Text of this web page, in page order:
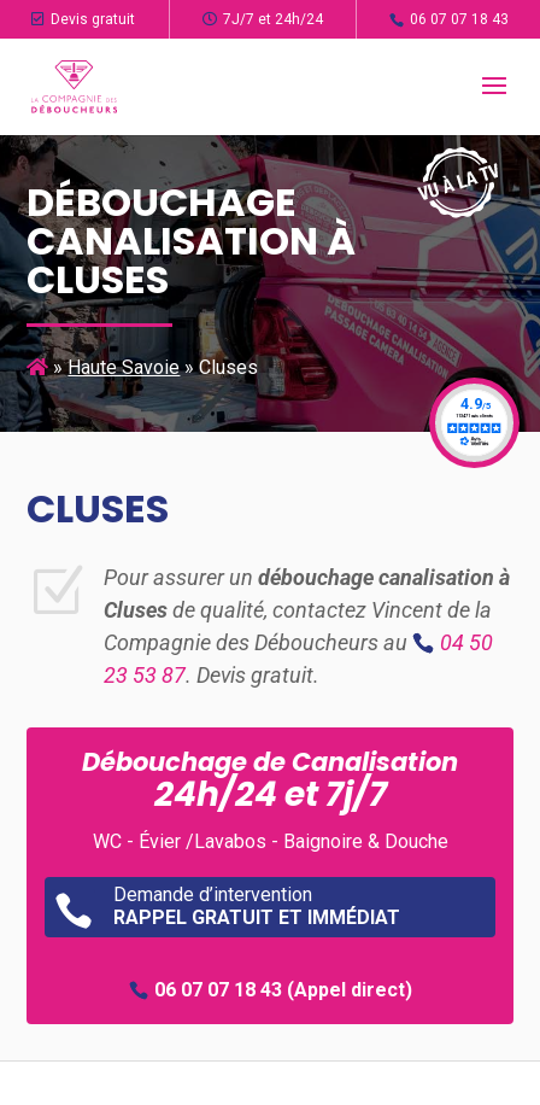
Devis gratuit 7J/7 et 24h/24 06 07 07 18 43
DÉBOUCHAGE
CANALISATION À
CLUSES
»Haute Savoie»Cluses
CLUSES
Z Pour assurer undébouchage canalisation à
Clusesde qualité, contactez Vincent de la
Compagnie des Déboucheurs au
04 50
23 53 87. Devis gratuit.
Débouchage de Canalisation
24h/24 et 7j/7
WC - Évier /Lavabos - Baignoire & Douche

Demande d’intervention
RAPPEL GRATUIT ET IMMÉDIAT
06 07 07 18 43(Appel direct)